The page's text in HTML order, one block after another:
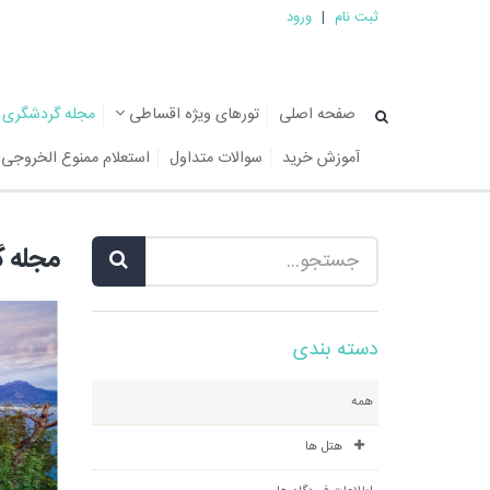
ثبت نام | ورود
صفحه اصلی تورهای ویژه اقساطی
مجله
آموزش خرید
سوالات متداول استعلام ممنوع الخروجی
دسته بندی
همه
هتل ها